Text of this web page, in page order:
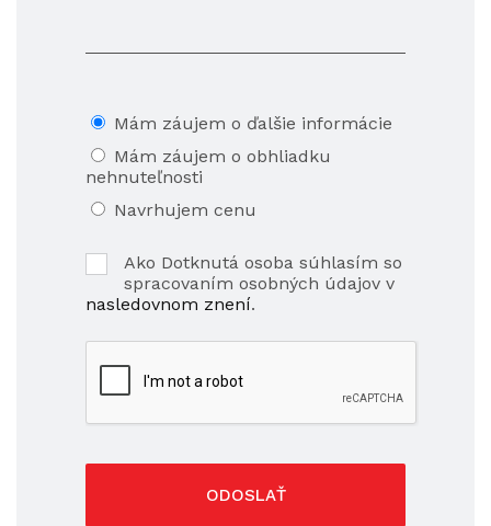
Mám záujem o ďalšie informácie
Mám záujem o obhliadku
nehnuteľnosti
Navrhujem cenu
Ako Dotknutá osoba súhlasím so
spracovaním osobných údajov v
nasledovnom znení.
ODOSLAŤ